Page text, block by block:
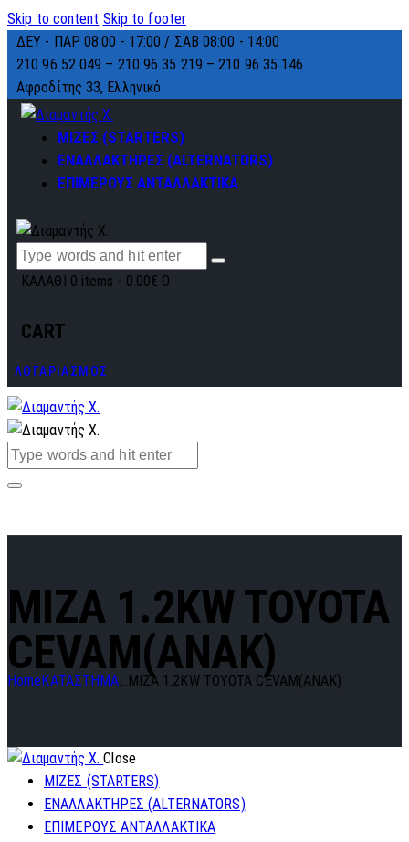
Skip to content Skip to footer
ΔΕΥ - ΠΑΡ 08:00 - 17:00 / ΣΑΒ 08:00 - 14:00
210 96 52 049 – 210 96 35 219 –210 96 35 146
Αφροδίτης 33, Ελληνικό
ΜΙΖΕΣ (STARTERS)
ΕΝΑΛΛΑΚΤΗΡΕΣ (ALTERNATORS)
ΕΠΙΜΕΡΟΥΣ ΑΝΤΑΛΛΑΚΤΙΚΑ
ΚΑΛΑΘΙ 0 items - 0.00€ 0
CART
ΛΟΓΑΡΙΑΣΜΟΣ
MIZA 1.2KW TOYOTA
CEVAM(ANAK)
Home ΚΑΤΑΣΤΗΜΑ... MIZA 1.2KW TOYOTA CEVAM(ANAK)
Close
ΜΙΖΕΣ (STARTERS)
ΕΝΑΛΛΑΚΤΗΡΕΣ (ALTERNATORS)
ΕΠΙΜΕΡΟΥΣ ΑΝΤΑΛΛΑΚΤΙΚΑ